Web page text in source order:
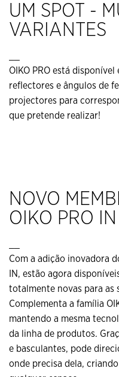
UM SPOT -
VARIANTES
OIKO PRO está
reflectores e ângulos de
projectores para
que pretende realizar!
NOVO
OIKO PRO IN
Com a adição inovadora
IN, estão agora
totalmente novas para as
Complementa a família
mantendo a mesma
da linha de produtos.
e basculantes, pode
onde precisa dela,